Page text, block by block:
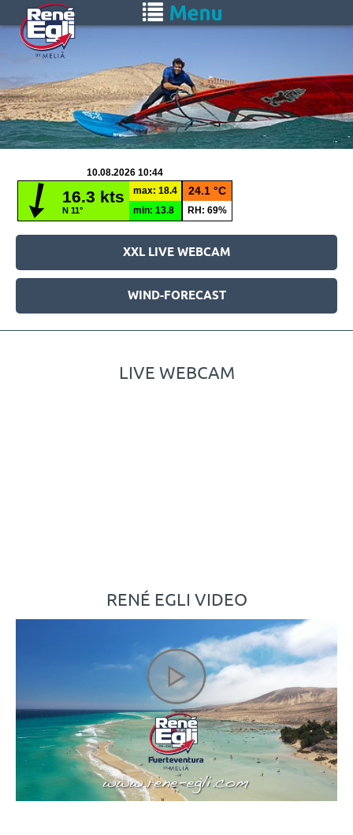
to
main
content
XXL LIVE WEBCAM
WIND-FORECAST
LIVE WEBCAM
RENÉ EGLI VIDEO